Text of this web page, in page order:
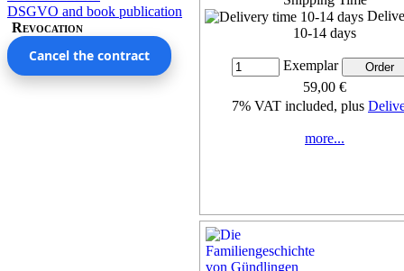
DSGVO and book publication
Revocation
Cancel the contract
10-14 days
Exemplar
59,00 €
7% VAT included, plus
more...